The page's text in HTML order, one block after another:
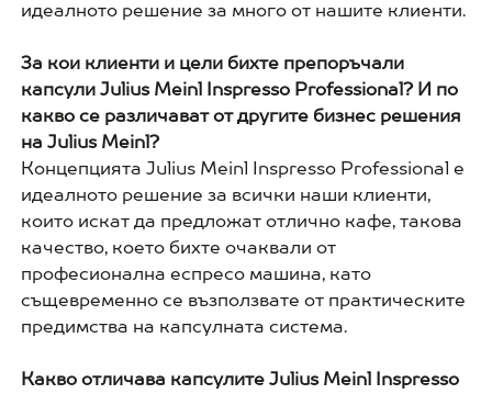
идеалното решение за много от нашите клиенти.
За кои клиенти и цели бихте препоръчали
капсули Julius Meinl Inspresso Professional? И по
какво се различават от другите бизнес решения
на Julius Meinl?
Концепцията Julius Meinl Inspresso Professional е
идеалното решение за всички наши клиенти,
които искат да предложат отлично кафе, такова
качество, което бихте очаквали от
професионална еспресо машина, като
същевременно се възползвате от практическите
предимства на капсулната система.
Какво отличава капсулите Julius Meinl Inspresso